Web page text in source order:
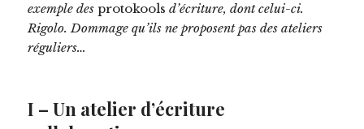
exemple desprotokoolsd’écriture, dont celui-ci.
Rigolo. Dommage qu’ils ne proposent pas des ateliers
réguliers…
I – Un atelier d’écriture